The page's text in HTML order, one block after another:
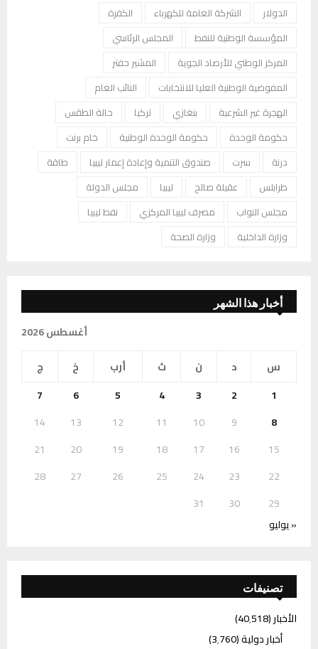
الدولار
الشركة العامة للكهرباء
الكفرة
المؤسسة الوطنية للنفط
المجلس الرئاسي
المركز الوطني للأرصاد الجوية
المشير حفتر
المفوضية الوطنية العليا للانتخابات
النائب العام
الهجرة غير الشرعية
بنغازي تركيا
حالة الطقس
حكومة الوحدة
حكومة الوحدة الوطنية
خام برنت
درنة
سرت صندوق التنمية وإعادة إعمار ليبيا
طاقة
طرابلس
عقيلة صالح ليبيا
مجلس الدولة
مجلس النواب
مصرف ليبيا المركزي
نفط ليبيا
وزارة الداخلية
وزارة الصحة
أخبار هذا الشهر
أغسطس 2026
س
د ن ث أرب خ
ج
1
2
3
4
5
6
7
8
9
10
11
12
13
14
15
16
17
18
19
20
21
22
23
24
25
26
27
28
29
30
31
« يوليو
تصنيفات
الأخبار(40٬518)
أخبار دولية(3٬760)